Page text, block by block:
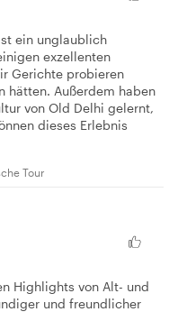
ein unglaublich
exzellenten
Gerichte probieren
hätten. Außerdem haben
von Old Delhi gelernt,
dieses Erlebnis
Tour
Highlights von Alt- und
und freundlicher